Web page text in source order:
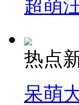
超萌
热点
呆萌